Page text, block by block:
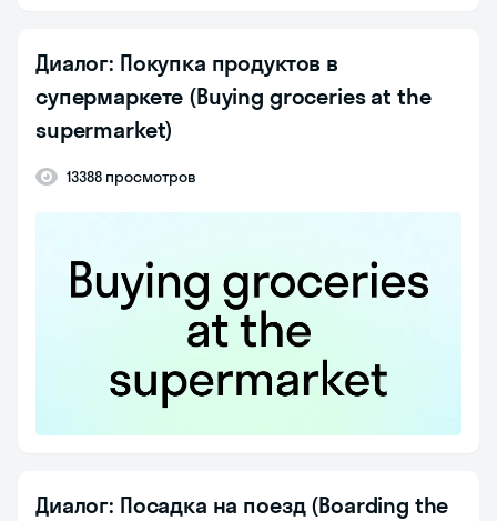
Диалог: Покупка продуктов в
супермаркете (Buying groceries at the
supermarket)
13388 просмотров
Диалог: Посадка на поезд (Boarding the